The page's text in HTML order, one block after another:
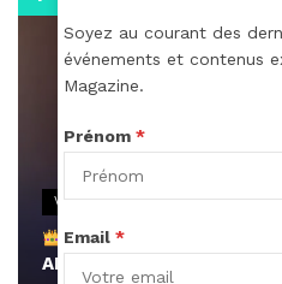
VIDEOS
Remerciements à
AMINA, le Magazine de la
Soyez au courant des
événements et contenus
Magazine.
Prénom *
Email *